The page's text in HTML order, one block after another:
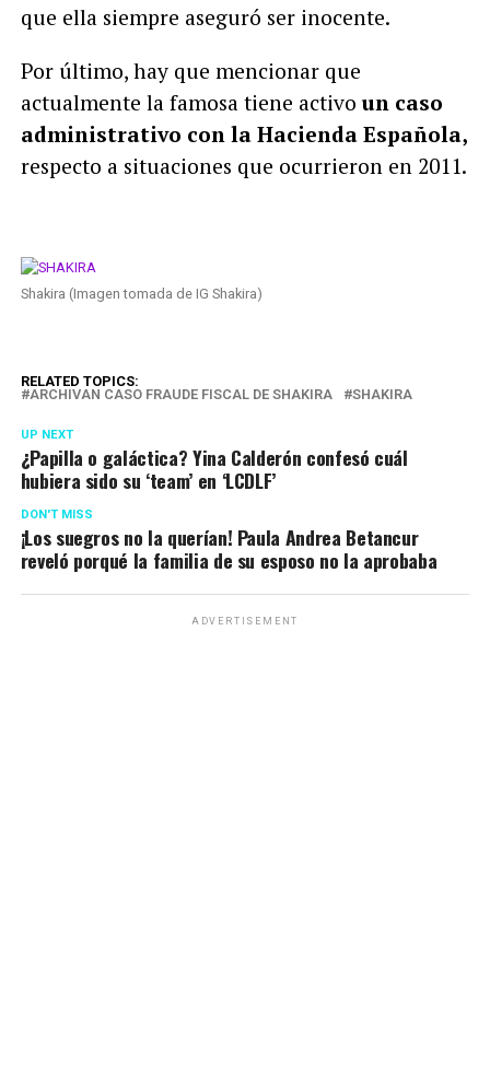
que ella siempre aseguró ser inocente.
Por último, hay que mencionar que
actualmente la famosa tiene activo un caso
administrativo con la Hacienda Española,
respecto a situaciones que ocurrieron en 2011.
Shakira (Imagen tomada de IG Shakira)
RELATED TOPICS:
ARCHIVAN CASO FRAUDE FISCAL DE SHAKIRA
SHAKIRA
UP NEXT
¿Papilla o galáctica? Yina Calderón confesó cuál
hubiera sido su ‘team’ en ‘LCDLF’
DON'T MISS
¡Los suegros no la querían! Paula Andrea Betancur
reveló porqué la familia de su esposo no la aprobaba
ADVERTISEMENT